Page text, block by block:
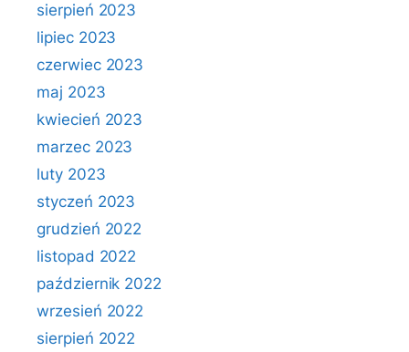
sierpień 2023
lipiec 2023
czerwiec 2023
maj 2023
kwiecień 2023
marzec 2023
luty 2023
styczeń 2023
grudzień 2022
listopad 2022
październik 2022
wrzesień 2022
sierpień 2022